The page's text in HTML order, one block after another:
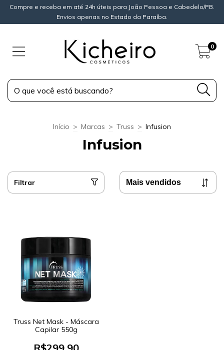
Compre e receba em até 24h úteis para João Pessoa e Cabedelo/PB.
Envios apenas no Estado da Paraíba.
0
Início > Marcas > Truss > Infusion
Infusion
Filtrar
Truss Net Mask - Máscara
Capilar 550g